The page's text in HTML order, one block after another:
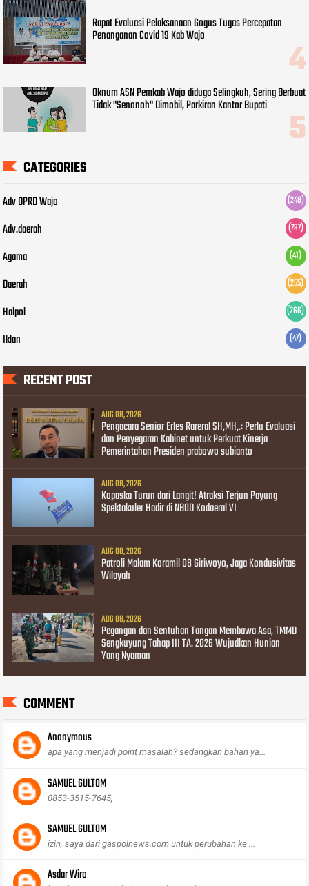
Rapat Evaluasi Pelaksanaan Gogus Tugas Percepatan
Penanganan Covid 19 Kab Wajo
Oknum ASN Pemkab Wajo diduga Selingkuh, Sering Berbuat
Tidak "Senonoh" Dimobil, Parkiran Kantor Bupati
CATEGORIES
Adv DPRD Wajo (248)
Adv.daerah (797)
Agama (41)
Daerah (255)
Halpol (266)
Iklan (47)
RECENT POST
AUG 08, 2026
Pengacara Senior Erles Rareral SH,MH,.: Perlu Evaluasi
dan Penyegaran Kabinet untuk Perkuat Kinerja
Pemerintahan Presiden prabowo subianto
AUG 08, 2026
Kopaska Turun dari Langit! Atraksi Terjun Payung
Spektakuler Hadir di NBOD Kodaeral VI
AUG 08, 2026
Patroli Malam Koramil 08 Giriwoyo, Jaga Kondusivitas
Wilayah
AUG 08, 2026
Pegangan dan Sentuhan Tangan Membawa Asa, TMMD
Sengkuyung Tahap III TA. 2026 Wujudkan Hunian
Yang Nyaman
COMMENT
Anonymous
apa yang menjadi point masalah? sedangkan bahan ya...
SAMUEL GULTOM
0853-3515-7645,
SAMUEL GULTOM
izin, saya dari gaspolnews.com untuk perubahan ke ...
Asdar Wiro